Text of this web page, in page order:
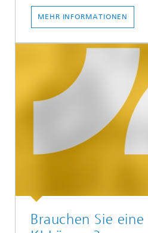
MEHR INFORMATIONEN
Brauchen Sie